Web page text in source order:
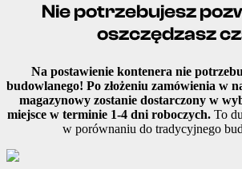
Nie potrzebujesz
oszczędzasz
Na postawienie kontenera nie
budowlanego! Po złożeniu zamówienia w
magazynowy zostanie dostarczony w
miejsce w terminie 1-4 dni roboczych.To
w porównaniu do tradycyjnego